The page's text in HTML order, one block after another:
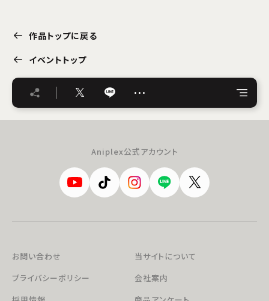
作品トップに戻る
イベントトップ
…
Aniplex公式アカウント
お問い合わせ
当サイトについて
プライバシーポリシー
会社案内